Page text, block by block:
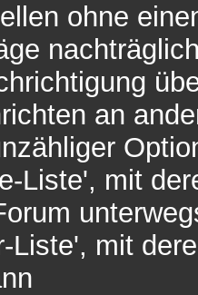
ohne
an
Liste', mit
Liste', mit